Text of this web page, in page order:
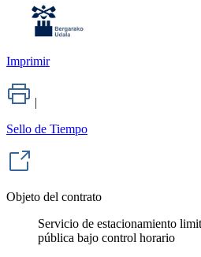
Imprimir
|
Sello de Tiempo
Objeto del contrato
Servicio de estacionamiento
pública bajo control horario